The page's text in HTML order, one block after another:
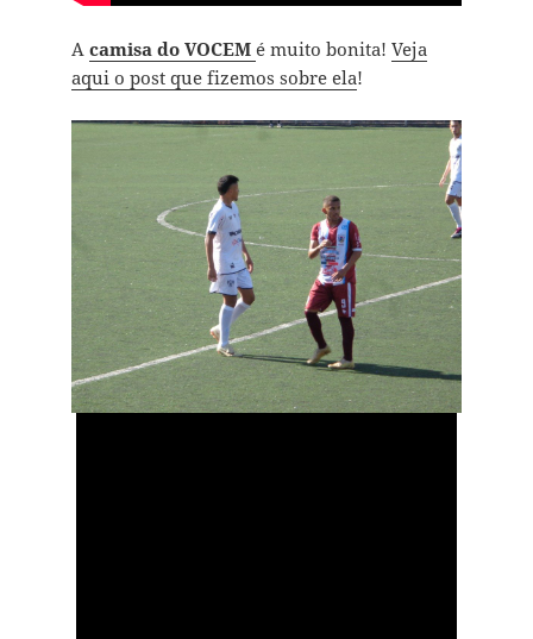
A camisa do VOCEM é muito bonita! Veja
aqui o post que fizemos sobre ela!